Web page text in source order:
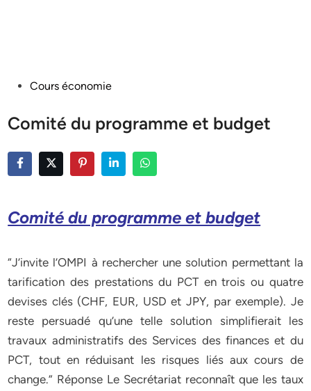
PostedCours économie
Comité du programme et budget
Comité du programme et budget
“J’invite l’OMPI à rechercher une solution permettant la
tarification des prestations du PCT en trois ou quatre
devises clés (CHF, EUR, USD et JPY, par exemple). Je
reste persuadé qu’une telle solution simplifierait les
travaux administratifs des Services des finances et du
PCT, tout en réduisant les risques liés aux cours de
change.” Réponse Le Secrétariat reconnaît que les taux